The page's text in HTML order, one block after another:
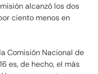
alcanzó los dos
ciento menos en
Comisión Nacional de
es, de hecho, el más